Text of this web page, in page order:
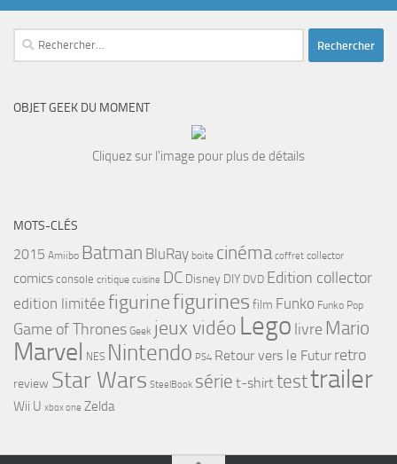
Rechercher :
OBJET GEEK DU MOMENT
Cliquez sur l'image pour plus de détails
MOTS-CLÉS
2015 Amiibo Batman BluRay boite cinéma coffret collector
comics console critique cuisine DC Disney DIY DVD Edition collector
edition limitée figurinefigurines film Funko Funko Pop
Game of Thrones Geek jeux vidéo Lego livre Mario
Marvel NES Nintendo PS4 Retour vers le Futur retro
review Star Wars SteelBook série t-shirttesttrailer
Wii U xbox one Zelda